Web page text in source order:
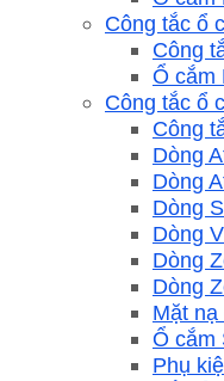
Công tắc ổ
Công
Ổ cắm
Công tắc ổ
Công
Dòng
Dòng
Dòng
Dòng
Dòng
Dòng
Mặt nạ
Ổ cắm
Phụ